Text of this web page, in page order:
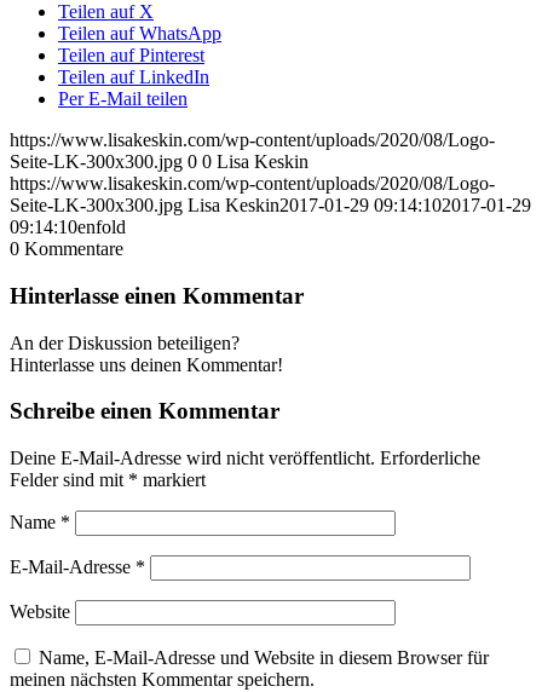
Teilen auf X
Teilen auf WhatsApp
Teilen auf Pinterest
Teilen auf LinkedIn
Per E-Mail teilen
https://www.lisakeskin.com/wp-content/uploads/2020/08/Logo-
Seite-LK-300x300.jpg 0 0 Lisa Keskin
https://www.lisakeskin.com/wp-content/uploads/2020/08/Logo-
Seite-LK-300x300.jpg Lisa Keskin2017-01-29 09:14:102017-01-29
09:14:10enfold
0 Kommentare
Hinterlasse einen Kommentar
An der Diskussion beteiligen?
Hinterlasse uns deinen Kommentar!
Schreibe einen Kommentar
Deine E-Mail-Adresse wird nicht veröffentlicht. Erforderliche
Felder sind mit * markiert
Name *
E-Mail-Adresse *
Website
Name, E-Mail-Adresse und Website in diesem Browser für
meinen nächsten Kommentar speichern.